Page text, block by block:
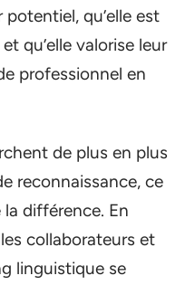
potentiel, qu’elle est
qu’elle valorise leur
professionnel en
de plus en plus
reconnaissance, ce
différence. En
collaborateurs et
linguistique se